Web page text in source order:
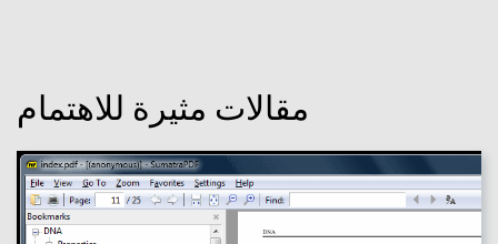
مقالات مثيرة للاهتمام